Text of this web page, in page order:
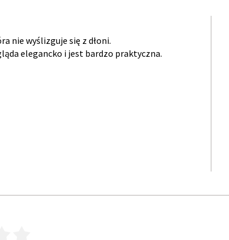
nie wyślizguje się z dłoni.
elegancko i jest bardzo praktyczna.